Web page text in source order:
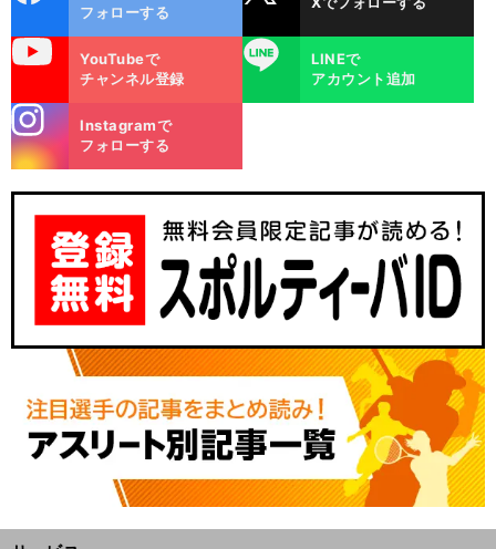
ok
フォローする
YouTubeで
チャンネル登録
LINE
LINEで
アカウント追加
m
Instagramで
フォローする